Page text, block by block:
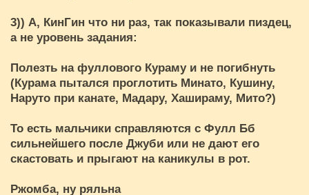
3)) А, КинГин что ни раз, так показывали пиздец,
а не уровень задания:
Полезть на фуллового Кураму и не погибнуть
(Курама пытался проглотить Минато, Кушину,
Наруто при канате, Мадару, Хашираму, Мито?)
То есть мальчики справляются с Фулл Бб
сильнейшего после Джуби или не дают его
скастовать и прыгают на каникулы в рот.
Ржомба, ну ряльна